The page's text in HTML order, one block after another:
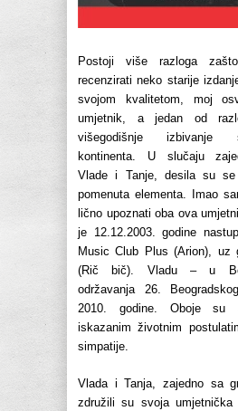
Postoji više razloga
recenzirati neko starije
svojom kvalitetom, moj
umjetnik, a jedan od
višegodišnje izbivanje
kontinenta. U slučaju
Vlade i Tanje, desila su
pomenuta elementa. Imao
lično upoznati oba ova
je 12.12.2003. godine
Music Club Plus (Arion), uz
(Rič bič). Vladu – u
održavanja 26.
2010. godine. Oboje su
iskazanim životnim
simpatije.
Vlada i Tanja, zajedno sa
združili su svoja